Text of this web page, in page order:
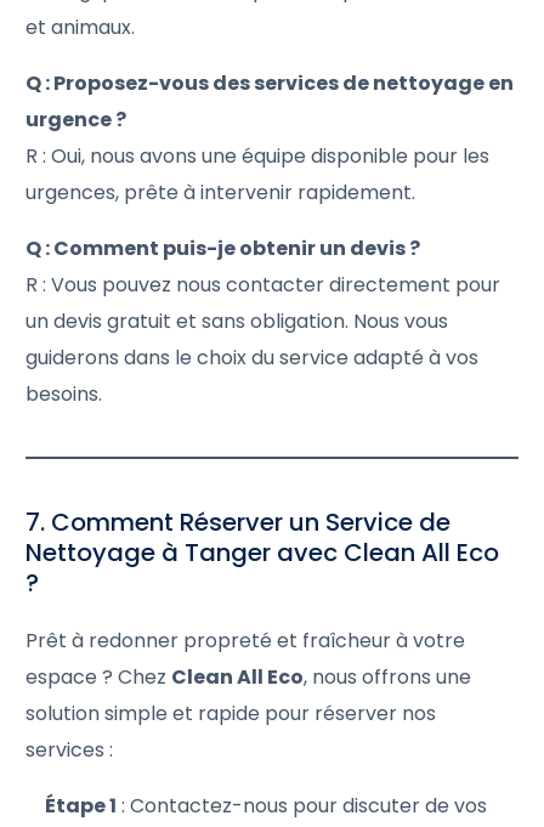
et animaux.
Q : Proposez-vous des services de nettoyage en
urgence ?
R : Oui, nous avons une équipe disponible pour les
urgences, prête à intervenir rapidement.
Q : Comment puis-je obtenir un devis ?
R : Vous pouvez nous contacter directement pour
un devis gratuit et sans obligation. Nous vous
guiderons dans le choix du service adapté à vos
besoins.
7. Comment Réserver un Service de
Nettoyage à Tanger avec Clean All Eco
?
Prêt à redonner propreté et fraîcheur à votre
espace ? Chez Clean All Eco, nous offrons une
solution simple et rapide pour réserver nos
services :
Étape 1 : Contactez-nous pour discuter de vos